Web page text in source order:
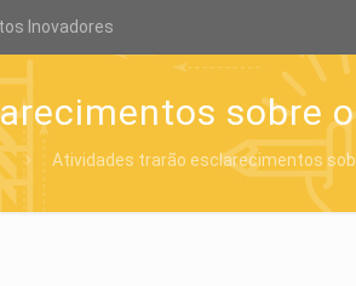
Inovadores
sobre
Atividades trarão esclarecimentos